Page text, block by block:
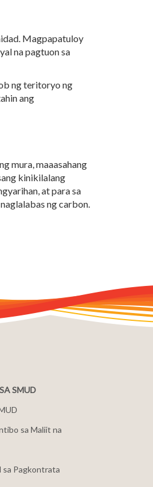
Magpapatuloy
na pagtuon sa
ng teritoryo ng
ang
mura, maaasahang
kinikilalang
at para sa
ng carbon.
SMUD
sa Maliit na
Pagkontrata